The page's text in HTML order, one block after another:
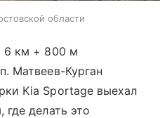
области
6 км + 800 м
Матвеев-Курган
Kia Sportage выехал
где делать это